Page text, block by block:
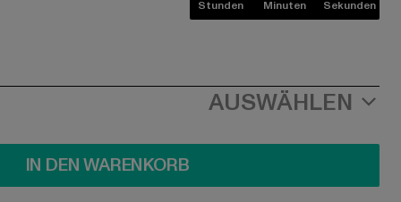
Stunden Minuten Sekunden
AUSWÄHLEN
IN DEN WARENKORB